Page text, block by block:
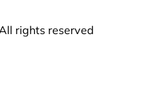
rights reserved